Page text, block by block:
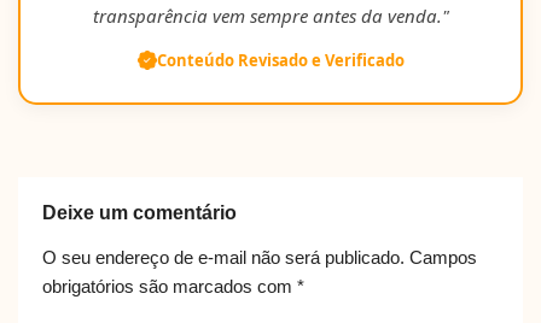
transparência vem sempre antes da venda."
Conteúdo Revisado e Verificado
Deixe um comentário
O seu endereço de e-mail não será publicado. Campos
obrigatórios são marcados com *